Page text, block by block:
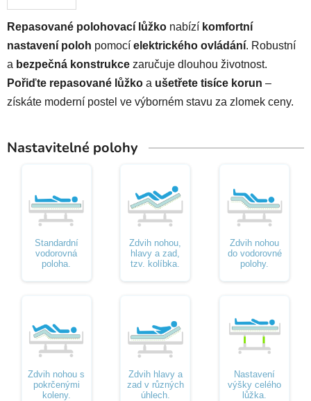
Repasované polohovací lůžko nabízí komfortní
nastavení poloh pomocí elektrického ovládání. Robustní
a bezpečná konstrukce zaručuje dlouhou životnost.
Pořiďte repasované lůžko a ušetřete tisíce korun –
získáte moderní postel ve výborném stavu za zlomek ceny.
Nastavitelné polohy
Standardní
vodorovná
poloha.
Zdvih nohou,
hlavy a zad,
tzv. kolíbka.
Zdvih nohou
do vodorovné
polohy.
Zdvih nohou s
pokrčenými
koleny.
Zdvih hlavy a
zad v různých
úhlech.
Nastavení
výšky celého
lůžka.